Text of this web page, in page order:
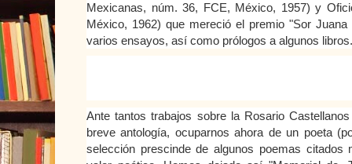
Mexicanas, núm. 36, FCE, México, 1957) y
México, 1962) que mereció el premio "Sor
varios ensayos, así como prólogos a algunos libros.
Ante tantos trabajos sobre la Rosario
breve antología, ocuparnos ahora de un poeta
selección prescinde de algunos poemas